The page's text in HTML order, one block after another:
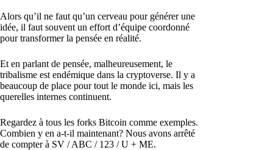
Alors qu’il ne faut qu’un cerveau pour générer une
idée, il faut souvent un effort d’équipe coordonné
pour transformer la pensée en réalité.
Et en parlant de pensée, malheureusement, le
tribalisme est endémique dans la cryptoverse. Il y a
beaucoup de place pour tout le monde ici, mais les
querelles internes continuent.
Regardez à tous les forks Bitcoin comme exemples.
Combien y en a-t-il maintenant? Nous avons arrêté
de compter à SV / ABC / 123 / U + ME.